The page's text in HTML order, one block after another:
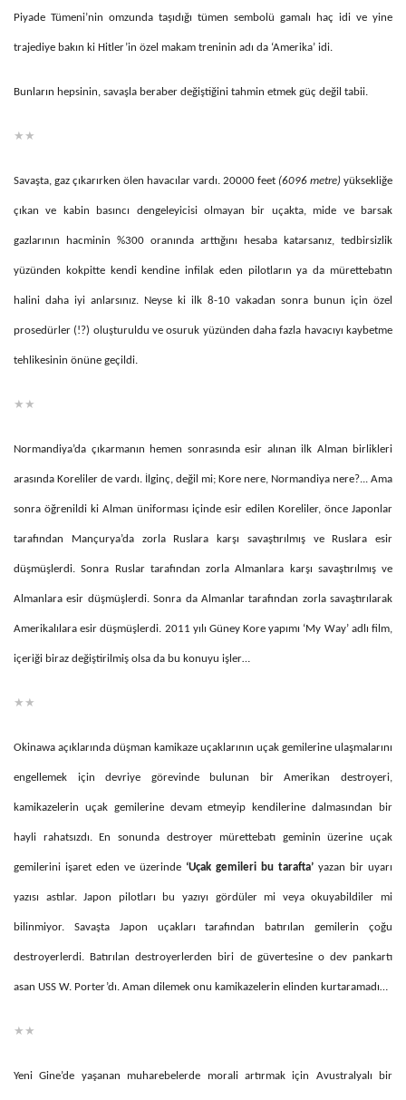
Piyade Tümeni’nin omzunda taşıdığı tümen sembolü gamalı haç idi ve yine
trajediye bakın ki Hitler’in özel makam treninin adı da ‘Amerika’ idi.
Bunların hepsinin, savaşla beraber değiştiğini tahmin etmek güç değil tabii.
★★
Savaşta, gaz çıkarırken ölen havacılar vardı. 20000 feet (6096 metre) yüksekliğe
çıkan ve kabin basıncı dengeleyicisi olmayan bir uçakta, mide ve barsak
gazlarının hacminin %300 oranında arttığını hesaba katarsanız, tedbirsizlik
yüzünden kokpitte kendi kendine infilak eden pilotların ya da mürettebatın
halini daha iyi anlarsınız. Neyse ki ilk 8-10 vakadan sonra bunun için özel
prosedürler (!?) oluşturuldu ve osuruk yüzünden daha fazla havacıyı kaybetme
tehlikesinin önüne geçildi.
★★
Normandiya’da çıkarmanın hemen sonrasında esir alınan ilk Alman birlikleri
arasında Koreliler de vardı. İlginç, değil mi; Kore nere, Normandiya nere?... Ama
sonra öğrenildi ki Alman üniforması içinde esir edilen Koreliler, önce Japonlar
tarafından Mançurya’da zorla Ruslara karşı savaştırılmış ve Ruslara esir
düşmüşlerdi. Sonra Ruslar tarafından zorla Almanlara karşı savaştırılmış ve
Almanlara esir düşmüşlerdi. Sonra da Almanlar tarafından zorla savaştırılarak
Amerikalılara esir düşmüşlerdi. 2011 yılı Güney Kore yapımı ‘My Way’ adlı film,
içeriği biraz değiştirilmiş olsa da bu konuyu işler…
★★
Okinawa açıklarında düşman kamikaze uçaklarının uçak gemilerine ulaşmalarını
engellemek için devriye görevinde bulunan bir Amerikan destroyeri,
kamikazelerin uçak gemilerine devam etmeyip kendilerine dalmasından bir
hayli rahatsızdı. En sonunda destroyer mürettebatı geminin üzerine uçak
gemilerini işaret eden ve üzerinde ‘Uçak gemileri bu tarafta’ yazan bir uyarı
yazısı astılar. Japon pilotları bu yazıyı gördüler mi veya okuyabildiler mi
bilinmiyor. Savaşta Japon uçakları tarafından batırılan gemilerin çoğu
destroyerlerdi. Batırılan destroyerlerden biri de güvertesine o dev pankartı
asan USS W. Porter’dı. Aman dilemek onu kamikazelerin elinden kurtaramadı…
★★
Yeni Gine’de yaşanan muharebelerde morali artırmak için Avustralyalı bir